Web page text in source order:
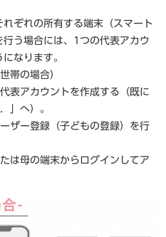
ぞれの所有する端末（スマート
う場合には、1つの代表アカウ
なります。
帯の場合）
表アカウントを作成する（既に
」へ）。
ザー登録（子どもの登録）を行
は母の端末からログインしてア